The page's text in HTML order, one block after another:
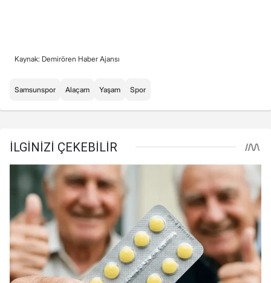
Kaynak: Demirören Haber Ajansı
Samsunspor Alaçam Yaşam Spor